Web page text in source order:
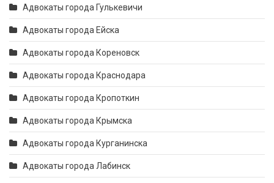
Адвокаты города Гулькевичи
Адвокаты города Ейска
Адвокаты города Кореновск
Адвокаты города Краснодара
Адвокаты города Кропоткин
Адвокаты города Крымска
Адвокаты города Курганинска
Адвокаты города Лабинск